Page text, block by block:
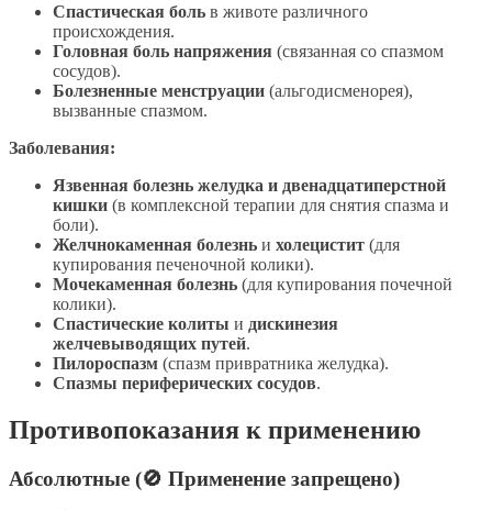
Спастическая боль в животе различного
происхождения.
Головная боль напряжения (связанная со спазмом
сосудов).
Болезненные менструации (альгодисменорея),
вызванные спазмом.
Заболевания:
Язвенная болезнь желудка и двенадцатиперстной
кишки (в комплексной терапии для снятия спазма и
боли).
Желчнокаменная болезнь и холецистит (для
купирования печеночной колики).
Мочекаменная болезнь (для купирования почечной
колики).
Спастические колиты и дискинезия
желчевыводящих путей.
Пилороспазм (спазм привратника желудка).
Спазмы периферических сосудов.
Противопоказания к применению
Абсолютные (🚫 Применение запрещено)